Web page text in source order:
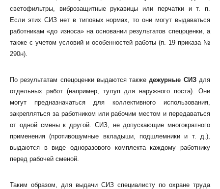
светофильтры, виброзащитные рукавицы или перчатки и т. п.
Если этих СИЗ нет в типовых нормах, то они могут выдаваться
работникам «до износа» на основании результатов спецоценки, а
также с учетом условий и особенностей работы (п. 19 приказа №
290н).
По результатам спецоценки выдаются такжедежурные СИЗдля
отдельных работ (например, тулуп для наружного поста). Они
могут предназначаться для коллективного использования,
закрепляться за работником или рабочим местом и передаваться
от одной смены к другой. СИЗ, не допускающие многократного
применения (противошумные вкладыши, подшлемники и т. д.),
выдаются в виде одноразового комплекта каждому работнику
перед рабочей сменой.
Таким образом, для выдачи СИЗ специалисту по охране труда